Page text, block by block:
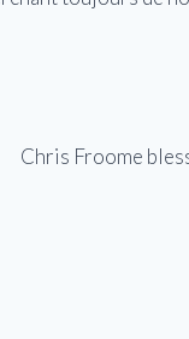
Chris Froome